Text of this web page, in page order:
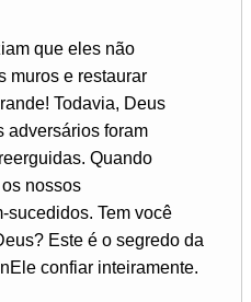
que eles não
muros e restaurar
Todavia, Deus
adversários foram
Quando
nossos
sucedidos. Tem você
Este é o segredo da
confiar inteiramente.